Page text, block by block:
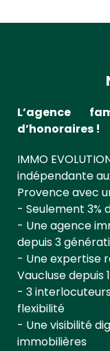
L’agence
d’honoraires !
IMMO
indépendante
Provence avec
- Seulement 3%
- Une agence
depuis 3
- Une expertise
Vaucluse depuis
- 3
flexibilité
- Une visibilité
immobilières